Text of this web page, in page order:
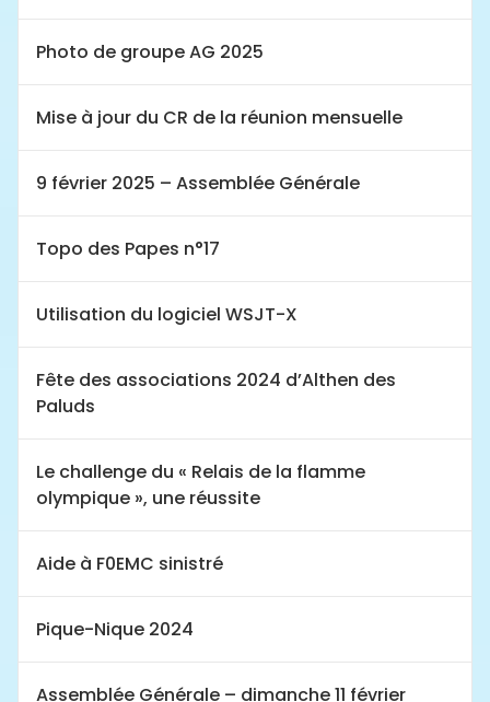
Photo de groupe AG 2025
Mise à jour du CR de la réunion mensuelle
9 février 2025 – Assemblée Générale
Topo des Papes n°17
Utilisation du logiciel WSJT-X
Fête des associations 2024 d’Althen des
Paluds
Le challenge du « Relais de la flamme
olympique », une réussite
Aide à F0EMC sinistré
Pique-Nique 2024
Assemblée Générale – dimanche 11 février